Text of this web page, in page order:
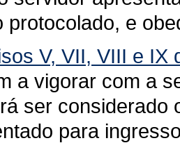
protocolado, e
V, VII, VIII e IX
a vigorar com a
ser considerado
para